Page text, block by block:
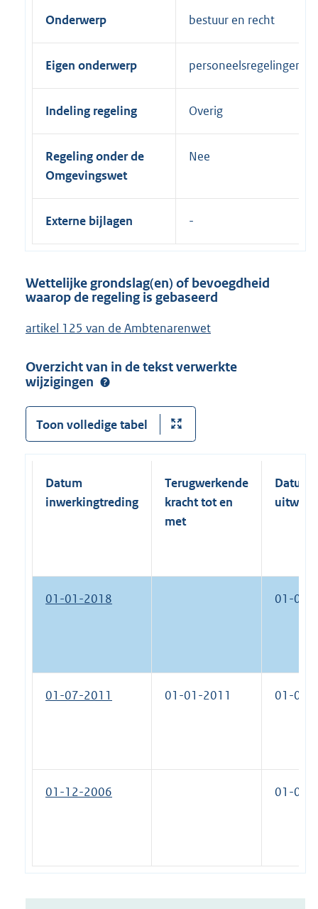
Onderwerp bestuur en recht
Eigen onderwerp personeelsregelingen
Indeling regeling Overig
Regeling onder de
Omgevingswet
Nee
Externe bijlagen
Wettelijke grondslag(en) of bevoegdheid
waarop de regeling is gebaseerd
artikel 125 van de Ambtenarenwet
Overzicht van in de tekst verwerkte
wijzigingen
Toon volledige tabel
Datum
inwerkingtreding
Terugwerkende
kracht tot en
met
Datum
01-01-2018 01-01-
01-07-2011 01-01-2011 01-01-
01-12-2006 01-07-